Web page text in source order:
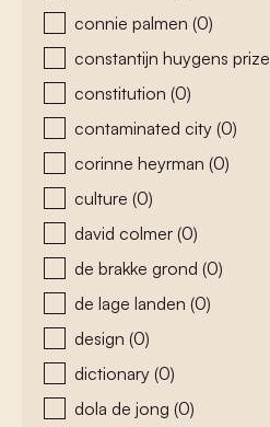
connie palmen (0)
constantijn huygens prize
constitution (0)
contaminated city (0)
corinne heyrman (0)
culture (0)
david colmer (0)
de brakke grond (0)
de lage landen (0)
design (0)
dictionary (0)
dola de jong (0)